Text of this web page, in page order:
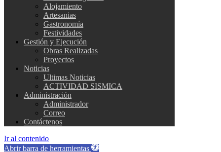
Alojamiento
Artesanias
Gastronomía
Festividades
Gestión y Ejecución
Obras Realizadas
Proyectos
Noticias
Ultimas Noticias
ACTIVIDAD SISMICA
Administración
Administrador
Correo
Contáctenos
Ir al contenido
Abrir barra de herramientas